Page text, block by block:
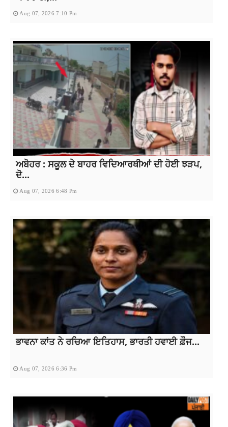
Aug 07, 2026 7:10 Pm
ਅਬੋਹਰ : ਸਕੂਲ ਦੇ ਬਾਹਰ ਵਿਦਿਆਰਥੀਆਂ ਦੀ ਹੋਈ ਝੜਪ,
ਦੋ...
Aug 07, 2026 6:48 Pm
ਭਾਵਨਾ ਕਾਂਤ ਨੇ ਰਚਿਆ ਇਤਿਹਾਸ, ਭਾਰਤੀ ਹਵਾਈ ਫ਼ੌਜ...
Aug 07, 2026 6:36 Pm